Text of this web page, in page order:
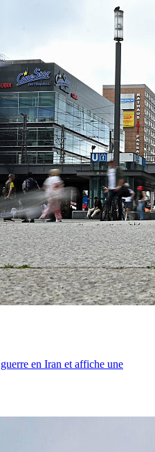
en Iran et affiche une